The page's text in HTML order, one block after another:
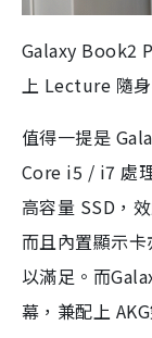
Galaxy Book2
上 Lecture 隨
值得一提是
Core i5 / i7 處
高容量 SSD，
而且內置顯示
以滿足。而
幕，兼配上